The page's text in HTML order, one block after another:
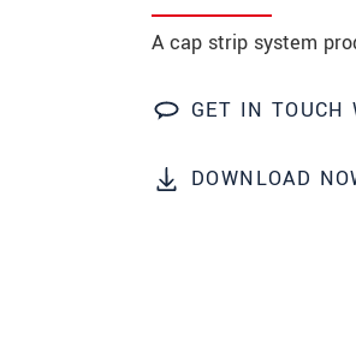
A cap strip system
GET IN TOUCH
DOWNLOAD
称谓 *
公司名称 *